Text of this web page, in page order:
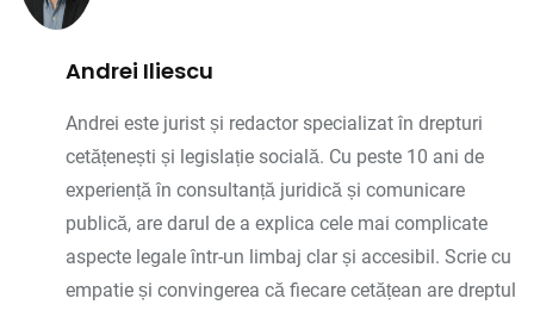
Andrei Iliescu
Andrei este jurist și redactor specializat în drepturi
cetățenești și legislație socială. Cu peste 10 ani de
experiență în consultanță juridică și comunicare
publică, are darul de a explica cele mai complicate
aspecte legale într-un limbaj clar și accesibil. Scrie cu
empatie și convingerea că fiecare cetățean are dreptul